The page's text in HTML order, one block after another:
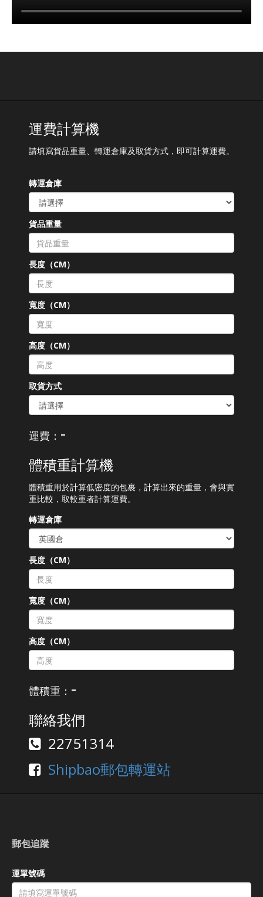
運費計算機
請填寫貨品重量、轉運倉庫及取貨方式，即可計算運費。
轉運倉庫
貨品重量
長度（CM）
寬度（CM）
高度（CM）
取貨方式
運費： -
體積重計算機
體積重用於計算低密度的包裹，計算出來的重量，會與實
重比較，取較重者計算運費。
轉運倉庫
長度（CM）
寬度（CM）
高度（CM）
體積重： -
聯絡我們
22751314
Shipbao郵包轉運站
郵包追蹤
運單號碼